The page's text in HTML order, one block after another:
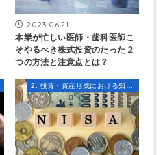
2023.06.21
本業が忙しい医師・歯科医師こ
そやるべき株式投資のたった２
つの方法と注意点とは？